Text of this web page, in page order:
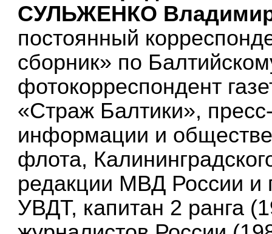
СУЛЬЖЕНКО Владимир
постоянный
сборник» по
фотокорреспондент
«Страж Балтики»,
информации и
флота,
редакции МВД России и
УВДТ, капитан 2 ранга